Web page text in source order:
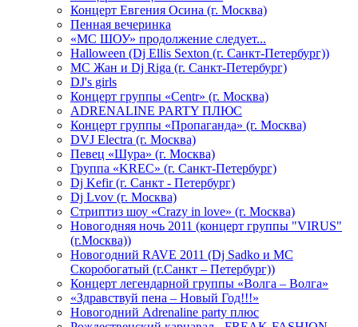
Концерт Евгения Осина (г. Москва)
Пенная вечеринка
«МС ШОУ» продолжение следует...
Halloween (Dj Ellis Sexton (г. Санкт-Петербург))
МС Жан и Dj Riga (г. Санкт-Петербург)
DJ's girls
Концерт группы «Centr» (г. Москва)
ADRENALINE PARTY ПЛЮС
Концерт группы «Пропаганда» (г. Москва)
DVJ Electra (г. Москва)
Певец «Шура» (г. Москва)
Группа «KREC» (г. Санкт-Петербург)
Dj Kefir (г. Санкт - Петербург)
Dj Lvov (г. Москва)
Стриптиз шоу «Crazy in love» (г. Москва)
Новогодняя ночь 2011 (концерт группы "VIRUS"
(г.Москва))
Новогодний RAVE 2011 (Dj Sadko и MC
Скоробогатый (г.Санкт – Петербург))
Концерт легендарной группы «Волга – Волга»
«Здравствуй пена – Новый Год!!!»
Новогодний Adrenaline party плюс